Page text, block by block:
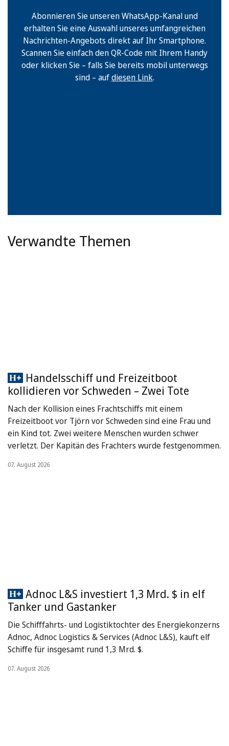
Abonnieren Sie unseren WhatsApp-Kanal und
erhalten Sie eine Auswahl unseres umfangreichen
Nachrichten-Angebots direkt auf Ihr Smartphone.
Scannen Sie einfach den QR-Code mit Ihrem Handy
oder klicken Sie – falls Sie bereits mobil unterwegs
sind – aufdiesen Link.
Verwandte Themen
Handelsschiff und Freizeitboot
kollidieren vor Schweden – Zwei Tote
Nach der Kollision eines Frachtschiffs mit einem
Freizeitboot vor Tjörn vor Schweden sind eine Frau und
ein Kind tot. Zwei weitere Menschen wurden schwer
verletzt. Der Kapitän des Frachters wurde festgenommen.
07. August 2026
Adnoc L&S investiert 1,3 Mrd. $ in elf
Tanker und Gastanker
Die Schifffahrts- und Logistiktochter des Energiekonzerns
Adnoc, Adnoc Logistics & Services (Adnoc L&S), kauft elf
Schiffe für insgesamt rund 1,3 Mrd. $.
07. August 2026